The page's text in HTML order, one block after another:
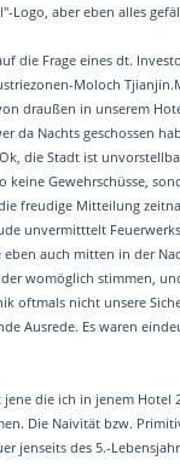
Logo, aber eben alles
die Frage eines dt.
Moloch
draußen in unserem
da Nachts geschossen
die Stadt ist
keine Gewehrschüsse,
freudige Mitteilung
unvermitttelt
auch mitten in der
womöglich stimmen,
oftmals nicht unsere
Ausrede. Es waren
jene die ich in jenem Hotel
Die Naivität bzw.
jenseits des 5.-